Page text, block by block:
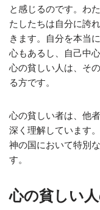
と感じるのです。わ
たしたちは自分に誇
きます。自分を本当
心もあるし、自己中
心の貧しい人は、そ
る方です。
心の貧しい者は、他
深く理解しています
神の国において特別
す。
心の貧しい